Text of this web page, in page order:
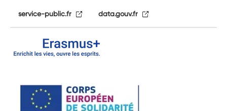
service-public.fr data.gouv.fr